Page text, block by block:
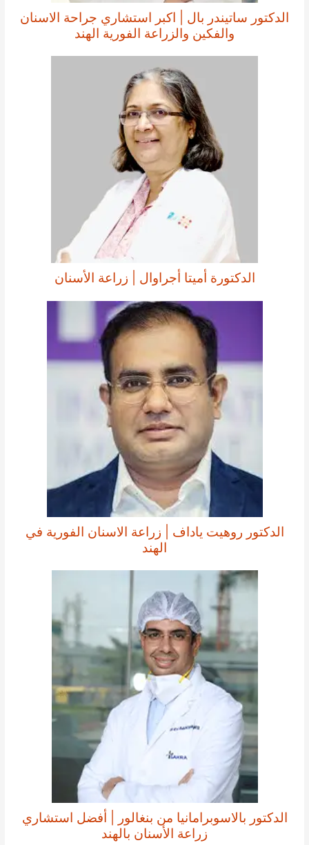
الدكتور ساتيندر بال | اكبر استشاري جراحة الاسنان
والفكين والزراعة الفورية الهند
الدكتورة أميتا أجراوال | زراعة الأسنان
الدكتور روهيت ياداف | زراعة الاسنان الفورية في
الهند
الدكتور بالاسوبرامانيا من بنغالور | أفضل استشاري
زراعة الأسنان بالهند